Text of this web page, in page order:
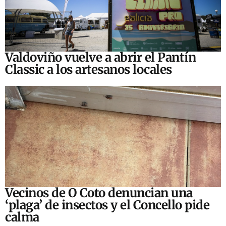
Valdoviño vuelve a abrir el Pantín
Classic a los artesanos locales
Vecinos de O Coto denuncian una
‘plaga’ de insectos y el Concello pide
calma